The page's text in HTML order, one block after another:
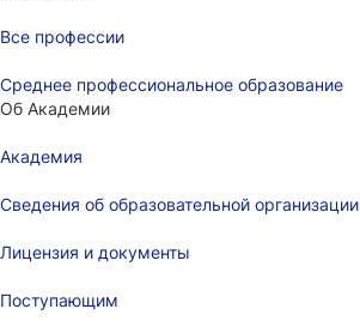
Все профессии
Среднее профессиональное образование
Об Академии
Академия
Сведения об образовательной организации
Лицензия и документы
Поступающим